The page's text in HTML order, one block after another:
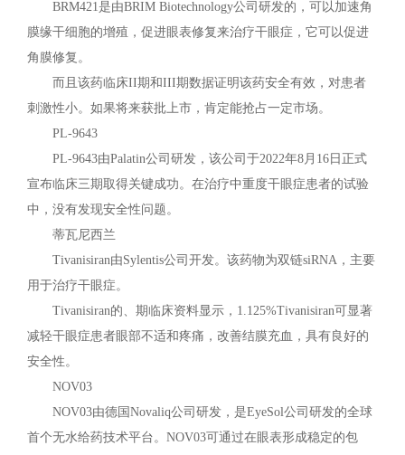
BRM421是由BRIM Biotechnology公司研发的，可以加速角
膜缘干细胞的增殖，促进眼表修复来治疗干眼症，它可以促进
角膜修复。
而且该药临床II期和III期数据证明该药安全有效，对患者
刺激性小。如果将来获批上市，肯定能抢占一定市场。
PL-9643
PL-9643由Palatin公司研发，该公司于2022年8月16日正式
宣布临床三期取得关键成功。在治疗中重度干眼症患者的试验
中，没有发现安全性问题。
蒂瓦尼西兰
Tivanisiran由Sylentis公司开发。该药物为双链siRNA，主要
用于治疗干眼症。
Tivanisiran的、期临床资料显示，1.125%Tivanisiran可显著
减轻干眼症患者眼部不适和疼痛，改善结膜充血，具有良好的
安全性。
NOV03
NOV03由德国Novaliq公司研发，是EyeSol公司研发的全球
首个无水给药技术平台。NOV03可通过在眼表形成稳定的包